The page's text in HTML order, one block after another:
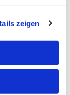
zeigen